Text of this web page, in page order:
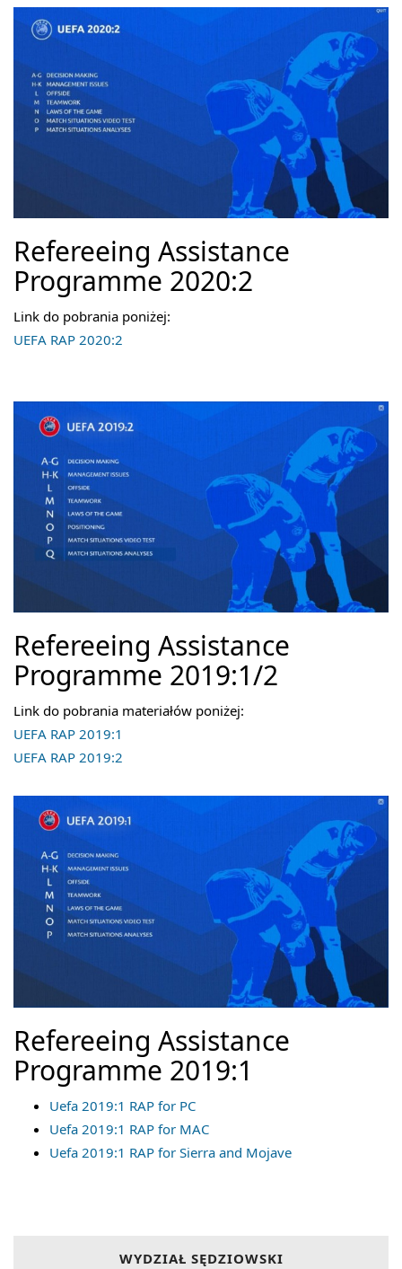
Refereeing Assistance
Programme 2020:2
Link do pobrania poniżej:
UEFA RAP 2020:2
Refereeing Assistance
Programme 2019:1/2
Link do pobrania materiałów poniżej:
UEFA RAP 2019:1
UEFA RAP 2019:2
Refereeing Assistance
Programme 2019:1
Uefa 2019:1 RAP for PC
Uefa 2019:1 RAP for MAC
Uefa 2019:1 RAP for Sierra and Mojave
WYDZIAŁ SĘDZIOWSKI